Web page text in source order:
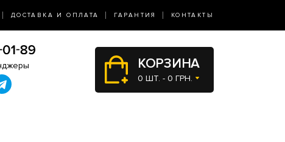
ДОСТАВКА И ОПЛАТА ГАРАНТИЯ КОНТАКТЫ
КОРЗИНА
0 ШТ. - 0 ГРН.